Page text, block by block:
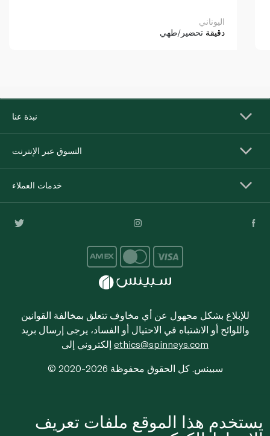
اليوناني
دقيقة تحضير/طهي
نبذة عنا
التسوق عبر الإنترنت
خدمات العملاء
للإبلاغ بشكل مجهول عن أي مخاوف تتعلق بمخالفة القوانين
واللوائح أو الاشتباه في الاحتيال أو الفساد، يرجى إرسال بريد
ethics@spinneys.com
© 2020-2026 سبينس. كل الحقوق محفوظة
يستخدم هذا الموقع ملفات تعريف